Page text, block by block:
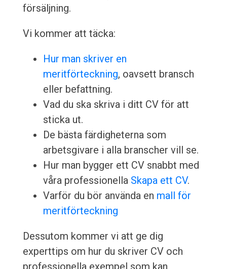
försäljning.
Vi kommer att täcka:
Hur man skriver en
meritförteckning, oavsett bransch
eller befattning.
Vad du ska skriva i ditt CV för att
sticka ut.
De bästa färdigheterna som
arbetsgivare i alla branscher vill se.
Hur man bygger ett CV snabbt med
våra professionella Skapa ett CV.
Varför du bör använda en mall för
meritförteckning
Dessutom kommer vi att ge dig
experttips om hur du skriver CV och
professionella exempel som kan